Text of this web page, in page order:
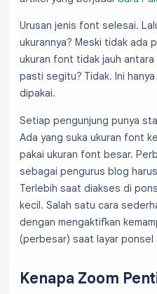
Urusan jenis font selesai.
ukurannya? Meski tidak ada
ukuran font tidak jauh antara
pasti segitu? Tidak. Ini
dipakai.
Setiap pengunjung punya
Ada yang suka ukuran font
pakai ukuran font besar.
sebagai pengurus blog
Terlebih saat diakses di
kecil. Salah satu cara
dengan mengaktifkan
(perbesar) saat layar ponsel
Kenapa Zoom